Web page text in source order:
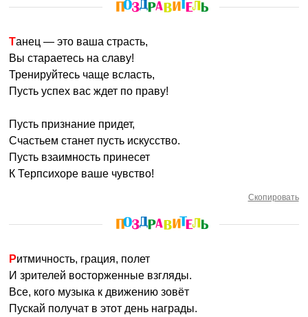
Танец — это ваша страсть,
Вы стараетесь на славу!
Тренируйтесь чаще всласть,
Пусть успех вас ждет по праву!
Пусть признание придет,
Счастьем станет пусть искусство.
Пусть взаимность принесет
К Терпсихоре ваше чувство!
Скопировать
Ритмичность, грация, полет
И зрителей восторженные взгляды.
Все, кого музыка к движению зовёт
Пускай получат в этот день награды.